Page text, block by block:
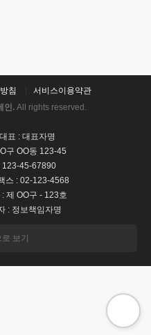
침
서비스이용약관
인. All rights reserved.
표 : 대표자명
구 OO동 123-45
123-45-67890
스 : 02-123-4568
제 OO구 - 123호
: 정보책임자명
보기